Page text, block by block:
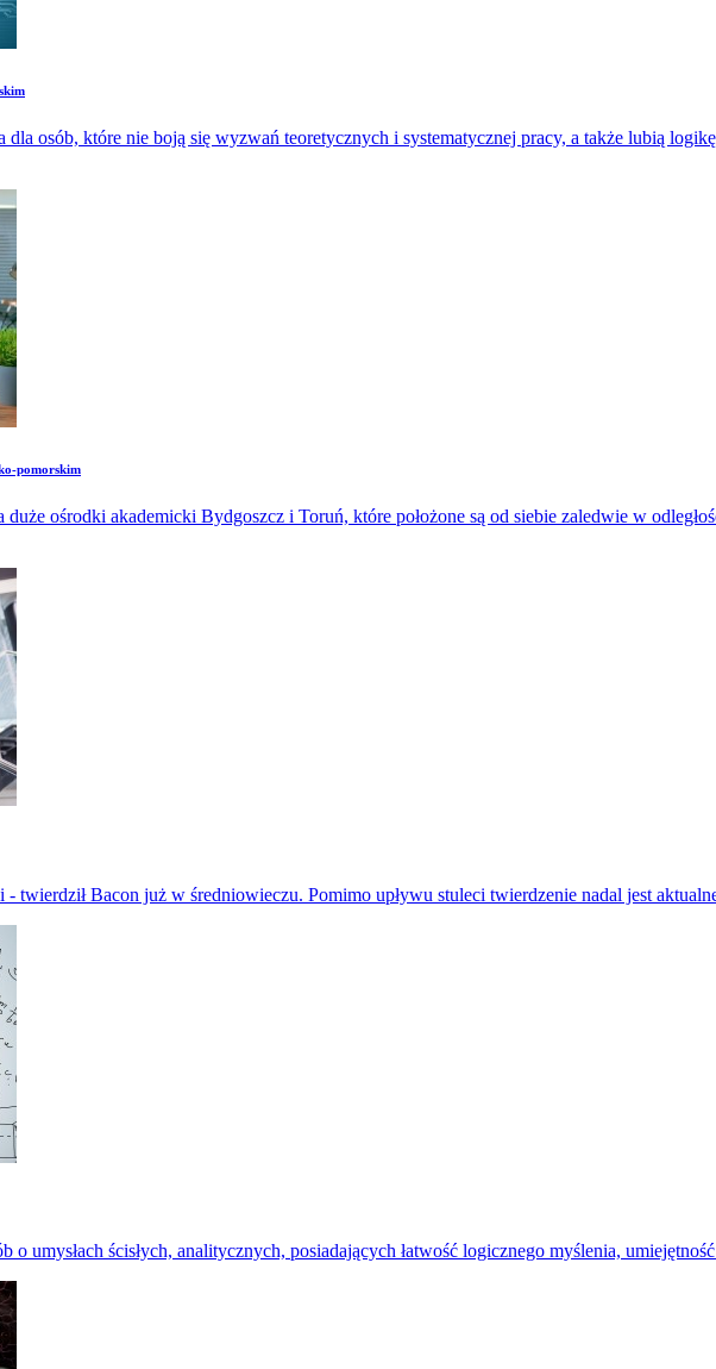
osób, które nie boją się wyzwań teoretycznych i systematycznej pracy, a także lubią
pomorskim
ośrodki akademicki Bydgoszcz i Toruń, które położone są od siebie zaledwie w
twierdził Bacon już w średniowieczu. Pomimo upływu stuleci twierdzenie nadal jest
o umysłach ścisłych, analitycznych, posiadających łatwość logicznego myślenia,